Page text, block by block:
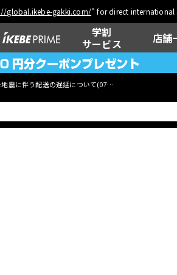
global.ikebe-gakki.com/" for direct international
学割
サービス
店舗
地震に伴う配送の遅延について(07月29日